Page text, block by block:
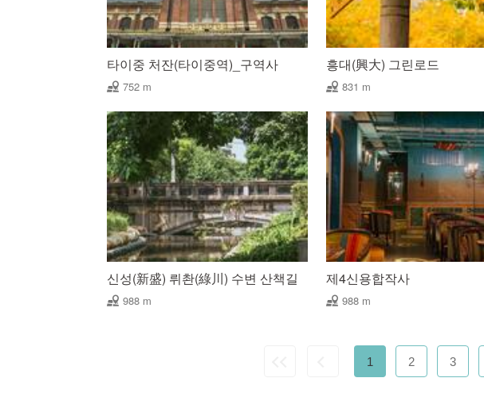
타이중 처잔(타이중역)_구역사
752 m
흥대(興大) 그린로드
831 m
신성(新盛) 뤼촨(綠川) 수변 산책길
988 m
제4신용합작사
988 m
1 2 3